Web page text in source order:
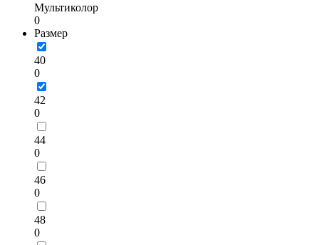
Мультиколор
0
Размер
40
0
42
0
44
0
46
0
48
0